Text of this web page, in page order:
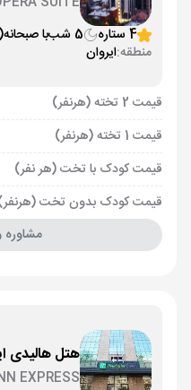
4 ستاره
5 شب با صبحانه(BB)
منطقه:ایروان
قیمت 2 تخته (هرنفر)
قیمت 1 تخته (هرنفر)
قیمت کودک با تخت (هر نفر)
قیمت کودک بدون تخت
مشاوره
هتل هالیدی
EXPRESS